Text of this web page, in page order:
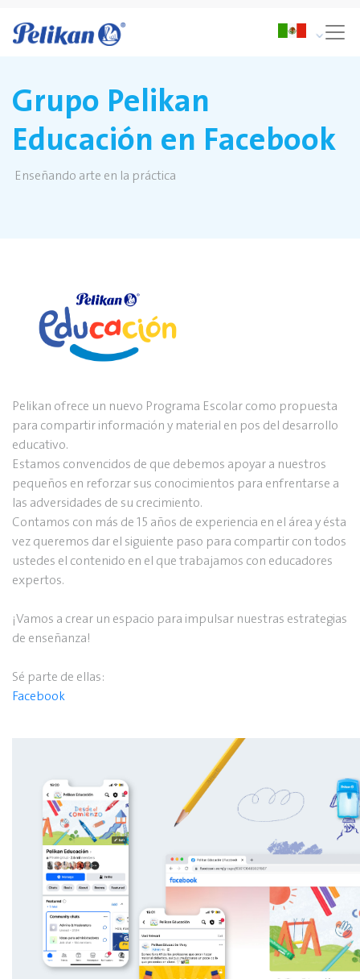
Grupo Pelikan
Educación en Facebook
Enseñando arte en la práctica
Pelikan ofrece un nuevo Programa Escolar como propuesta
para compartir información y material en pos del desarrollo
educativo.
Estamos convencidos de que debemos apoyar a nuestros
pequeños en reforzar sus conocimientos para enfrentarse a
las adversidades de su crecimiento.
Contamos con más de 15 años de experiencia en el área y ésta
vez queremos dar el siguiente paso para compartir con todos
ustedes el contenido en el que trabajamos con educadores
expertos.
¡Vamos a crear un espacio para impulsar nuestras estrategias
de enseñanza!
Sé parte de ellas:
Facebook